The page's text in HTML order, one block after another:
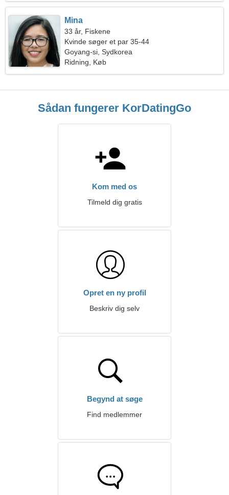
Mina
33 år, Fiskene
Kvinde søger et par 35-44
Goyang-si, Sydkorea
Ridning, Køb
Sådan fungerer KorDatingGo
Kom med os
Tilmeld dig gratis
Opret en ny profil
Beskriv dig selv
Begynd at søge
Find medlemmer